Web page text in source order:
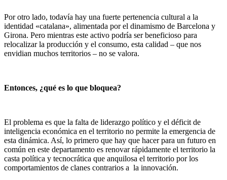
Por otro lado, todavía hay una fuerte pertenencia cultural a la
identidad «catalana», alimentada por el dinamismo de Barcelona y
Girona. Pero mientras este activo podría ser beneficioso para
relocalizar la producción y el consumo, esta calidad – que nos
envidian muchos territorios – no se valora.
Entonces, ¿qué es lo que bloquea?
El problema es que la falta de liderazgo político y el déficit de
inteligencia económica en el territorio no permite la emergencia de
esta dinámica. Así, lo primero que hay que hacer para un futuro en
común en este departamento es renovar rápidamente el territorio la
casta política y tecnocrática que anquilosa el territorio por los
comportamientos de clanes contrarios a la innovación.